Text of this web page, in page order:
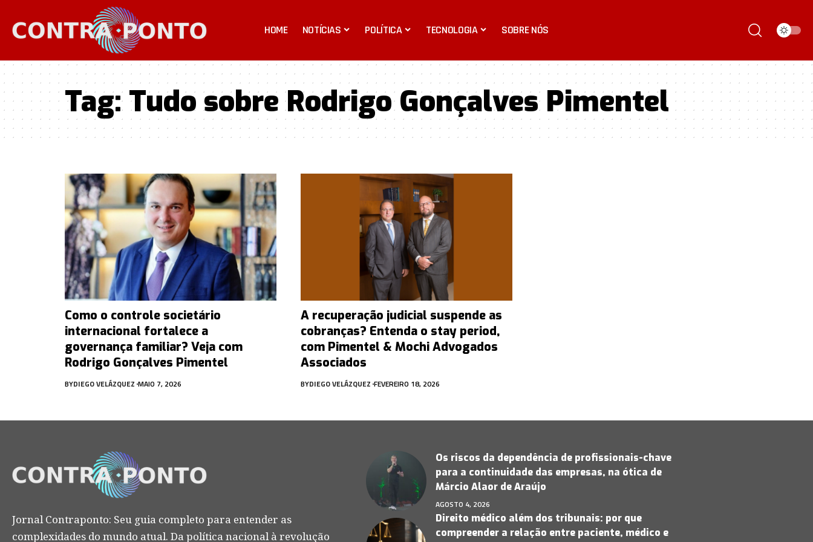
HOME NOTÍCIAS POLÍTICA TECNOLOGIA SOBRE NÓS
Tag:Tudo sobre Rodrigo Gonçalves Pimentel
Como o controle societário
internacional fortalece a
governança familiar? Veja com
Rodrigo Gonçalves Pimentel
BYDIEGO VELÁZQUEZ MAIO 7, 2026
A recuperação judicial suspende as
cobranças? Entenda o stay period,
com Pimentel & Mochi Advogados
Associados
BYDIEGO VELÁZQUEZ FEVEREIRO 18, 2026
Jornal Contraponto: Seu guia completo para entender as
complexidades do mundo atual. Da política nacional à revolução
Os riscos da dependência de profissionais-chave
para a continuidade das empresas, na ótica de
Márcio Alaor de Araújo
AGOSTO 4, 2026
Direito médico além dos tribunais: por que
compreender a relação entre paciente, médico e